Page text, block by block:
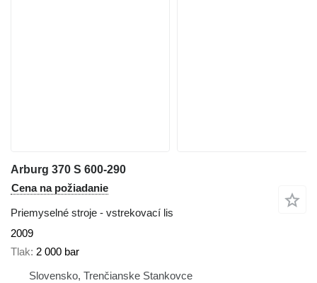
Arburg 370 S 600-290
Cena na požiadanie
Priemyselné stroje - vstrekovací lis
2009
Tlak 2 000 bar
Slovensko, Trenčianske Stankovce